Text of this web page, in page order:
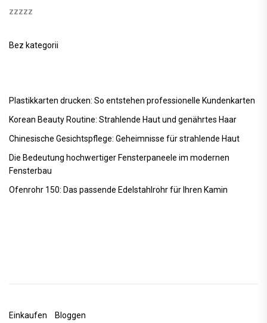
zzzzz
Bez kategorii
Plastikkarten drucken: So entstehen professionelle Kundenkarten
Korean Beauty Routine: Strahlende Haut und genährtes Haar
Chinesische Gesichtspflege: Geheimnisse für strahlende Haut
Die Bedeutung hochwertiger Fensterpaneele im modernen
Fensterbau
Ofenrohr 150: Das passende Edelstahlrohr für Ihren Kamin
Einkaufen Bloggen